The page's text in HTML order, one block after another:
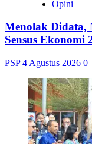
Opini
Menolak Didata,
Sensus Ekonomi
PSP4 Agustus 2026 0